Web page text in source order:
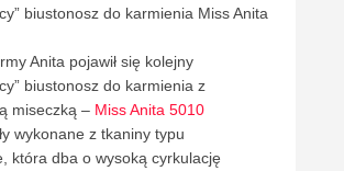
biustonosz do karmienia Miss Anita
Anita pojawił się kolejny
biustonosz do karmienia z
miseczką – Miss Anita 5010
wykonane z tkaniny typu
która dba o wysoką cyrkulację